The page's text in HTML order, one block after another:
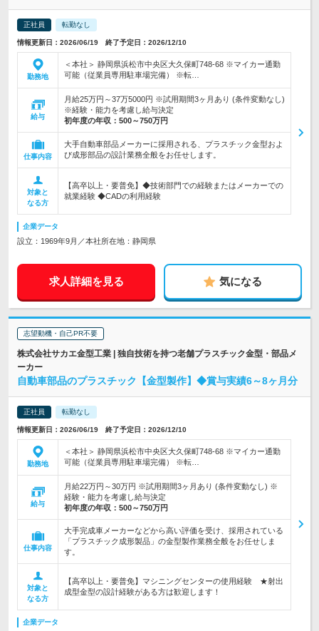
正社員 転勤なし
情報更新日：2026/06/19 終了予定日：2026/12/10
勤務地
＜本社＞ 静岡県浜松市中央区大久保町748-68 ※マイカー通勤
可能（従業員専用駐車場完備） ※転…
給与
月給25万円～37万5000円 ※試用期間3ヶ月あり (条件変動なし)
※経験・能力を考慮し給与決定
初年度の年収： 500～750万円
仕事内容
大手自動車部品メーカーに採用される、プラスチック金型およ
び成形部品の設計業務全般をお任せします。
対象と
なる方
【高卒以上・要普免】◆技術部門での経験またはメーカーでの
就業経験 ◆CADの利用経験
企業データ
設立：1969年9月／本社所在地：静岡県
求人詳細を見る 気になる
志望動機・自己PR不要
株式会社サカエ金型工業 | 独自技術を持つ老舗プラスチック金型・部品メ
ーカー
自動車部品のプラスチック【金型製作】◆賞与実績6～8ヶ月分
正社員 転勤なし
情報更新日：2026/06/19 終了予定日：2026/12/10
勤務地
＜本社＞ 静岡県浜松市中央区大久保町748-68 ※マイカー通勤
可能（従業員専用駐車場完備） ※転…
給与
月給22万円～30万円 ※試用期間3ヶ月あり (条件変動なし) ※
経験・能力を考慮し給与決定
初年度の年収： 500～750万円
仕事内容
大手完成車メーカーなどから高い評価を受け、採用されている
「プラスチック成形製品」の金型製作業務全般をお任せしま
す。
対象と
なる方
【高卒以上・要普免】マシニングセンターの使用経験 ★射出
成型金型の設計経験がある方は歓迎します！
企業データ